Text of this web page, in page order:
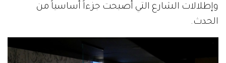
وإطلالات الشارع التي أصبحت جزءاً أساسياً من
الحدث.